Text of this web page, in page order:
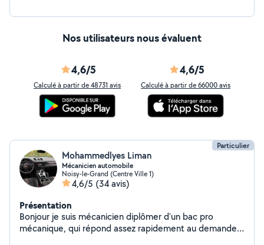
Nos utilisateurs nous évaluent
4,6/5
Calculé à partir de 48731 avis
4,6/5
Calculé à partir de 66000 avis
Particulier
Mohammedlyes Liman
Mécanicien automobile
Noisy-le-Grand (Centre Ville 1)
4,6/5 (34 avis)
Présentation
Bonjour je suis mécanicien diplômer d'un bac pro
mécanique, qui répond assez rapidement au demande